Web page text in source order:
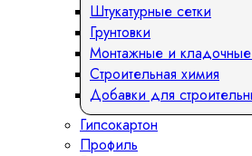
Штукатурные сетки
Грунтовки
Монтажные и
Строительная химия
Добавки для
Гипсокартон
Профиль